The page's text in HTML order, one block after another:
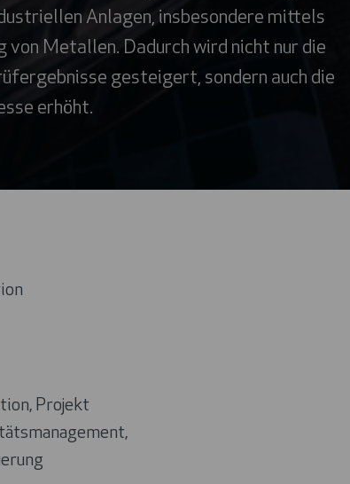
Anlagen, insbesondere mittels
Metallen. Dadurch wird nicht nur die
gesteigert, sondern auch die
erhöht.
Projekt